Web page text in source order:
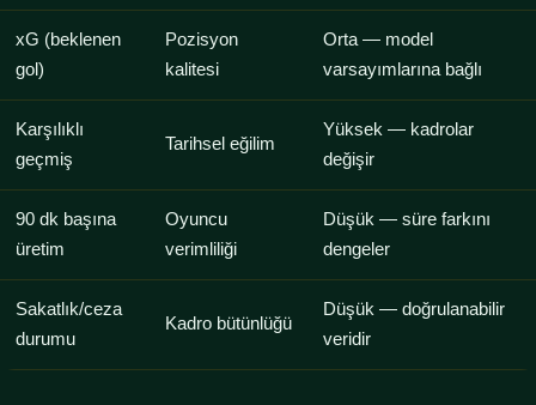
xG (beklenen
gol)
Pozisyon
kalitesi
Orta — model
varsayımlarına bağlı
Karşılıklı
geçmiş
Tarihsel eğilim
Yüksek — kadrolar
değişir
90 dk başına
üretim
Oyuncu
verimliliği
Düşük — süre farkını
dengeler
Sakatlık/ceza
durumu
Kadro bütünlüğü
Düşük — doğrulanabilir
veridir